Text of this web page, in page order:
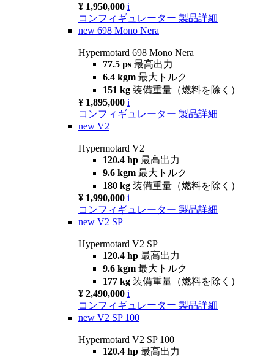
¥ 1,950,000 i
コンフィギュレーター 製品詳細
new 698 Mono Nera
Hypermotard 698 Mono Nera
77.5 ps 最高出力
6.4 kgm 最大トルク
151 kg 装備重量（燃料を除く）
¥ 1,895,000 i
コンフィギュレーター 製品詳細
new V2
Hypermotard V2
120.4 hp 最高出力
9.6 kgm 最大トルク
180 kg 装備重量（燃料を除く）
¥ 1,990,000 i
コンフィギュレーター 製品詳細
new V2 SP
Hypermotard V2 SP
120.4 hp 最高出力
9.6 kgm 最大トルク
177 kg 装備重量（燃料を除く）
¥ 2,490,000 i
コンフィギュレーター 製品詳細
new V2 SP 100
Hypermotard V2 SP 100
120.4 hp 最高出力